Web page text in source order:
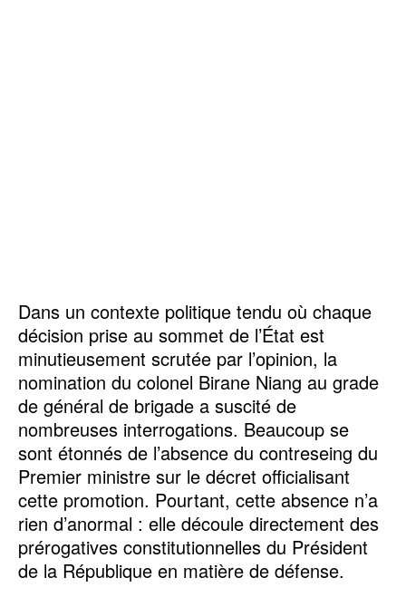
Dans un contexte politique tendu où chaque
décision prise au sommet de l’État est
minutieusement scrutée par l’opinion, la
nomination du colonel Birane Niang au grade
de général de brigade a suscité de
nombreuses interrogations. Beaucoup se
sont étonnés de l’absence du contreseing du
Premier ministre sur le décret officialisant
cette promotion. Pourtant, cette absence n’a
rien d’anormal : elle découle directement des
prérogatives constitutionnelles du Président
de la République en matière de défense.